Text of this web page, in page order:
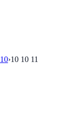
10›10 10 11